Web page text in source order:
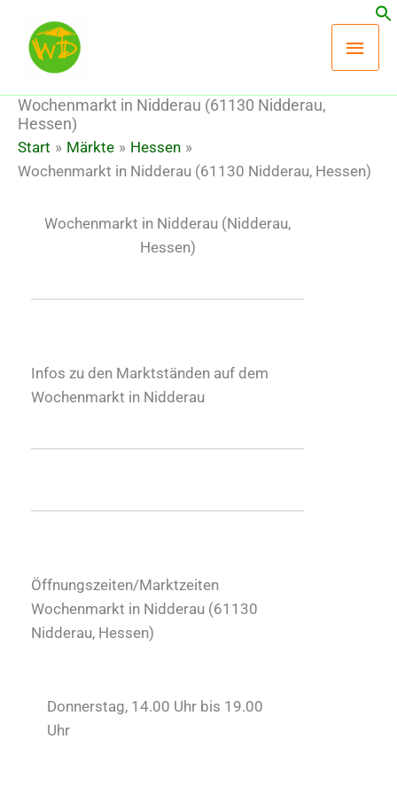
Inhalt
springen
Wochenmarkt in Nidderau (61130 Nidderau,
Hessen)
Start Märkte
Hessen
Wochenmarkt in Nidderau (61130 Nidderau, Hessen)
Wochenmarkt in Nidderau (Nidderau,
Hessen)
Infos zu den Marktständen auf dem
Wochenmarkt in Nidderau
Öffnungszeiten/Marktzeiten
Wochenmarkt in Nidderau (61130
Nidderau, Hessen)
Donnerstag, 14.00 Uhr bis 19.00
Uhr